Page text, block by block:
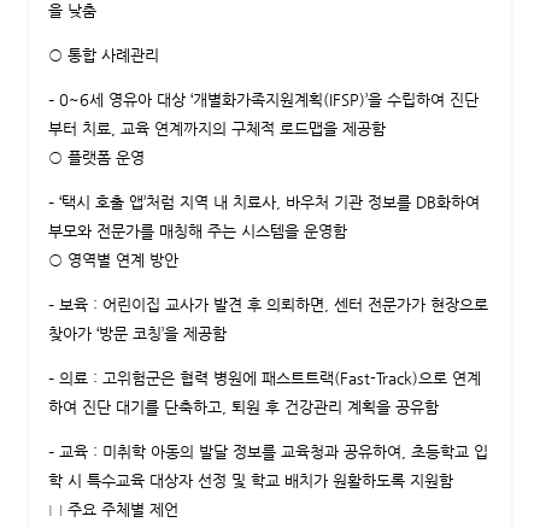
을 낮춤
○ 통합 사례관리
– 0~6세 영유아 대상 ‘개별화가족지원계획(IFSP)’을 수립하여 진단
부터 치료, 교육 연계까지의 구체적 로드맵을 제공함
○ 플랫폼 운영
– ‘택시 호출 앱’처럼 지역 내 치료사, 바우처 기관 정보를 DB화하여
부모와 전문가를 매칭해 주는 시스템을 운영함
○ 영역별 연계 방안
– 보육 : 어린이집 교사가 발견 후 의뢰하면, 센터 전문가가 현장으로
찾아가 ‘방문 코칭’을 제공함
– 의료 : 고위험군은 협력 병원에 패스트트랙(Fast-Track)으로 연계
하여 진단 대기를 단축하고, 퇴원 후 건강관리 계획을 공유함
– 교육 : 미취학 아동의 발달 정보를 교육청과 공유하여, 초등학교 입
학 시 특수교육 대상자 선정 및 학교 배치가 원활하도록 지원함
□ 주요 주체별 제언